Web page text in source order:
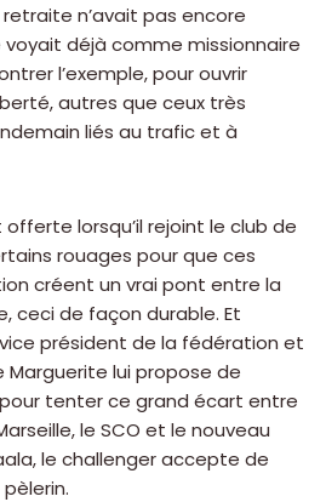
retraite n’avait pas encore
voyait déjà comme missionnaire
l’exemple, pour ouvrir
autres que ceux très
liés au trafic et à
lorsqu’il rejoint le club de
rouages pour que ces
créent un vrai pont entre la
ceci de façon durable. Et
président de la fédération et
Marguerite lui propose de
tenter ce grand écart entre
le SCO et le nouveau
le challenger accepte de